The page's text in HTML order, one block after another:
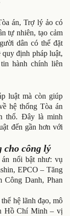
án, Trợ lý ảo có
tự nhiên, tạo cảm
dân có thể đặt
định pháp luật,
hành chính liên
luật mà còn giúp
hệ thống Tòa án
thổ. Đây là minh
đến gần hơn với
cho công lý
nổi bật như: vụ
EPCO – Tăng
Danh, Phan
hệ lãnh đạo, mô
Hồ Chí Minh – vị